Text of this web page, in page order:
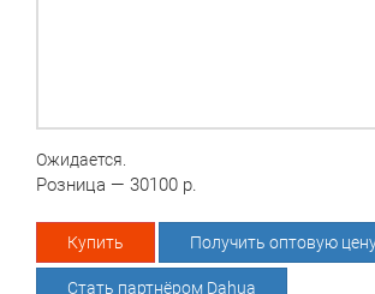
Ожидается.
Розница — 30100 р.
Купить Получить оптовую
Стать партнёром Dahua